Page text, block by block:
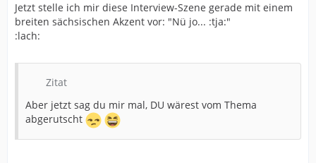
Jetzt stelle ich mir diese Interview-Szene gerade mit einem
breiten sächsischen Akzent vor: "Nü jo... :tja:"
:lach:
Zitat
Aber jetzt sag du mir mal, DU wärest vom Thema
abgerutscht